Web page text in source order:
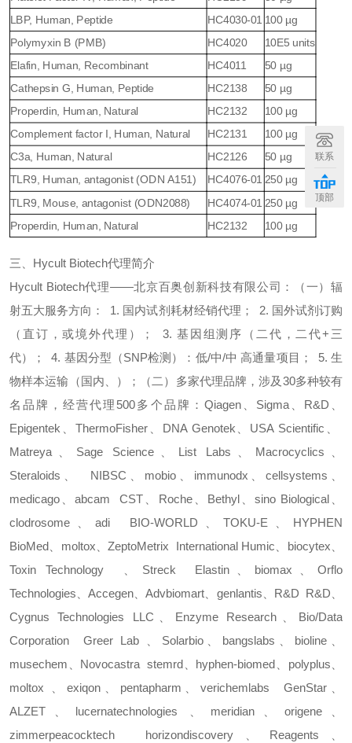
LBP, Human, Peptide
HC4030-01 100 µg
Polymyxin B (PMB)
HC4020
10E5 units
Elafin, Human, Recombinant
HC4011 50 µg
Cathepsin G, Human, Peptide HC2138 50 µg
Properdin, Human, Natural HC2132
100 µg
Complement factor I, Human, Natural
HC2131
100 µg
C3a, Human, Natural
HC2126
50 µg
TLR9, Human, antagonist (ODN A151)
HC4076-01 250 µg
TLR9, Mouse, antagonist (ODN2088)
HC4074-01 250 µg
Properdin, Human, Natural
HC2132 100 µg
三、 Hycult Biotech代理简介
Hycult Biotech代理——北京百奥创新科技有限公司： （一）辐
射五大服务方向：
1. 国内试剂耗材经销代理； 2. 国外试剂订购
（直订，或境外代理）；
3. 基因组测序（二代，二代+ 三
代）；
4. 基因分型（SNP检测）：低/中/中 高通量项目； 5. 生
物样本运输（国内、）；
（ 二 ） 多家代理品牌，涉及 30多种较有
名品牌，经营代理 500多个品牌： Qiagen、 Sigma、 R&D
Epigentek
ThermoFisher、 DNA Genotek USA Scientific
Matreya
Sage Science List Labs Macrocyclics
Steraloids
NIBSC mobio、 immunodx 、cellsystems
medicago 、abcam CST Roche、 Bethyl、 sino Biological、
clodrosome
adi BIO-WORLD TOKU-E
HYPHEN
BioMed
moltox 、ZeptoMetrix International Humic biocytex
Toxin Technology
Streck Elastin biomax 、Orflo
Technologies 、Accegen 、Advbiomart genlantis R&D R&D
Cygnus Technologies LLC
Enzyme Research
Bio/Data
Corporation Greer Lab Solarbio、 bangslabs bioline
musechem
Novocastra stemrd hyphen-biomed polyplus
moltox
exiqon、 pentapharm 、verichemlabs GenStar
ALZET
lucernatechnologies meridian、 origene、
zimmerpeacocktech horizondiscovery、 Reagents
联系
顶部